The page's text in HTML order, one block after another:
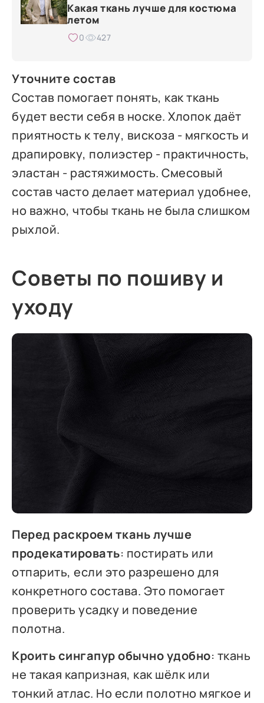
Какая ткань лучше для костюма
летом
0 427
Уточните состав
Состав помогает понять, как ткань
будет вести себя в носке. Хлопок даёт
приятность к телу, вискоза - мягкость и
драпировку, полиэстер - практичность,
эластан - растяжимость. Смесовый
состав часто делает материал удобнее,
но важно, чтобы ткань не была слишком
рыхлой.
Советы по пошиву и
уходу
Перед раскроем ткань лучше
продекатировать: постирать или
отпарить, если это разрешено для
конкретного состава. Это помогает
проверить усадку и поведение
полотна.
Кроить сингапур обычно удобно: ткань
не такая капризная, как шёлк или
тонкий атлас. Но если полотно мягкое и